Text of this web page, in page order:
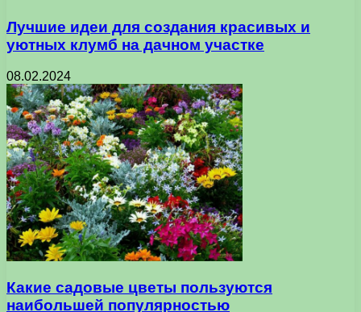
Лучшие идеи для создания красивых и
уютных клумб на дачном участке
08.02.2024
Какие садовые цветы пользуются
наибольшей популярностью